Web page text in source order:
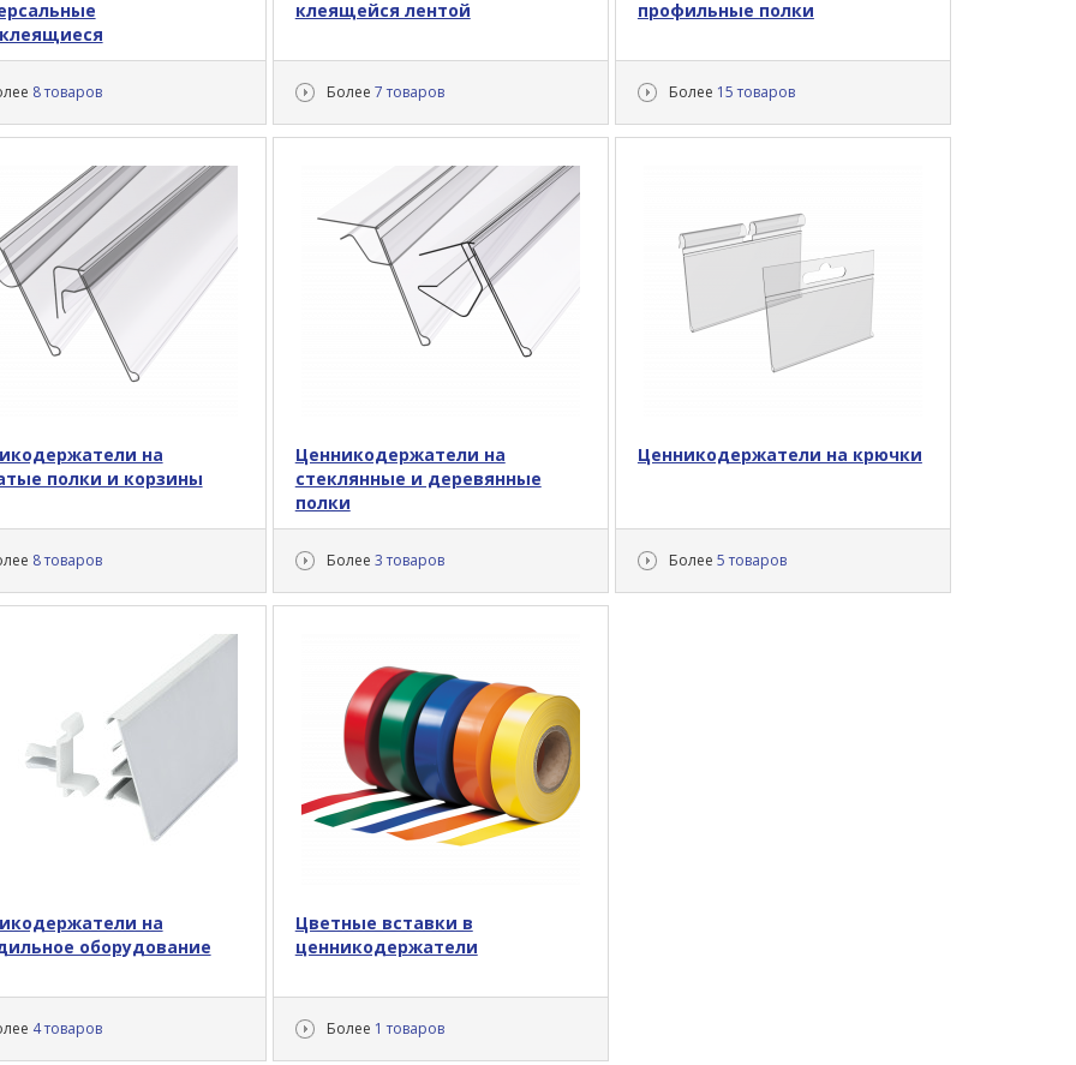
8 товаров
клеящейся лентой
Более 7 товаров
профильные полки
Более 15 товаров
на
полки и корзины
8 товаров
Ценникодержатели на
стеклянные и деревянные
полки
Более 3 товаров
Ценникодержатели на крючки
Более 5 товаров
на
оборудование
4 товаров
Цветные вставки в
ценникодержатели
Более 1 товаров